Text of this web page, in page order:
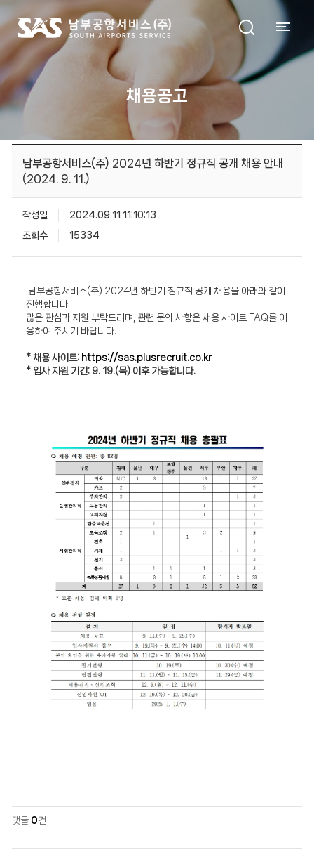
채용공고
남부공항서비스(주) 2024년 하반기 정규직 공개 채용 안내
(2024. 9. 11.)
작성일 2024.09.11 11:10:13
조회수 15334
남부공항서비스(주) 2024년 하반기 정규직 공개 채용을 아래와 같이
진행합니다.
많은 관심과 지원 부탁드리며, 관련 문의 사항은 채용 사이트 FAQ를 이
용하여 주시기 바랍니다.
* 채용 사이트: https://sas.plusrecruit.co.kr
* 입사 지원 기간: 9. 19.(목) 이후 가능합니다.
댓글 0건